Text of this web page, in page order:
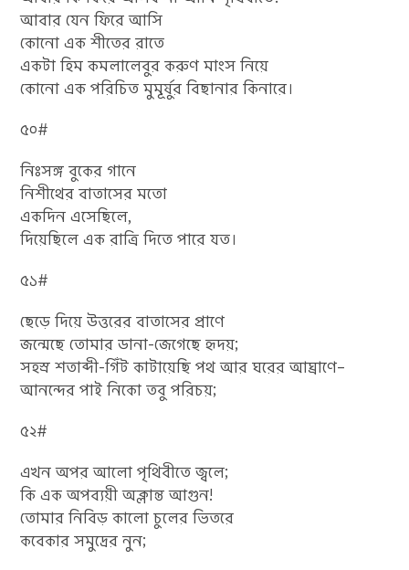
আবার যেন ফিরে আসি
কোনো এক শীতের রাতে
একটা হিম কমলালেবুর করুণ মাংস নিয়ে
কোনো এক পরিচিত মুমূর্ষুর বিছানার কিনারে।
৫০#
নিঃসঙ্গ বুকের গানে
নিশীথের বাতাসের মতো
একদিন এসেছিলে,
দিয়েছিলে এক রাত্রি দিতে পারে যত।
৫১#
ছেড়ে দিয়ে উত্তরের বাতাসের প্রাণে
জন্মেছে তোমার ডানা-জেগেছে হৃদয়;
সহস্র শতাব্দী-গিঁট কাটায়েছি পথ আর ঘরের আঘ্রাণে–
আনন্দের পাই নিকো তবু পরিচয়;
৫২#
এখন অপর আলো পৃথিবীতে জ্বলে;
কি এক অপব্যয়ী অক্লান্ত আগুন!
তোমার নিবিড় কালো চুলের ভিতরে
কবেকার সমুদ্রের নুন;